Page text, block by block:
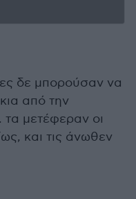
δε μπορούσαν να
από την
μετέφεραν οι
και τις άνωθεν